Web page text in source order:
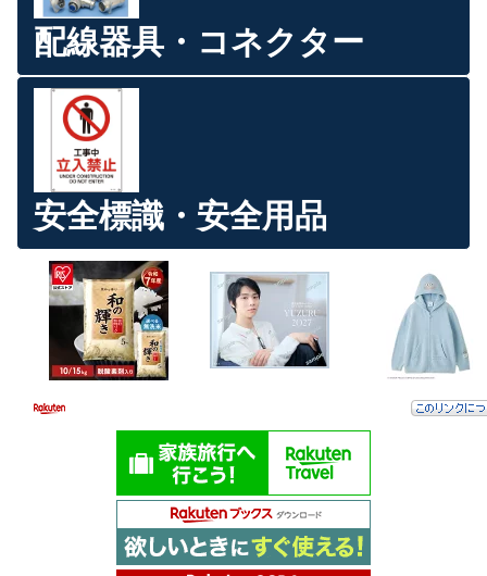
配線器具・コネクター
安全標識・安全用品